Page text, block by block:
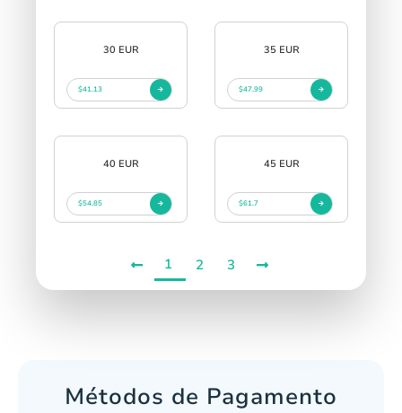
30 EUR
$41.13
35 EUR
$47.99
40 EUR
$54.85
45 EUR
$61.7
1 2 3
Métodos de Pagamento